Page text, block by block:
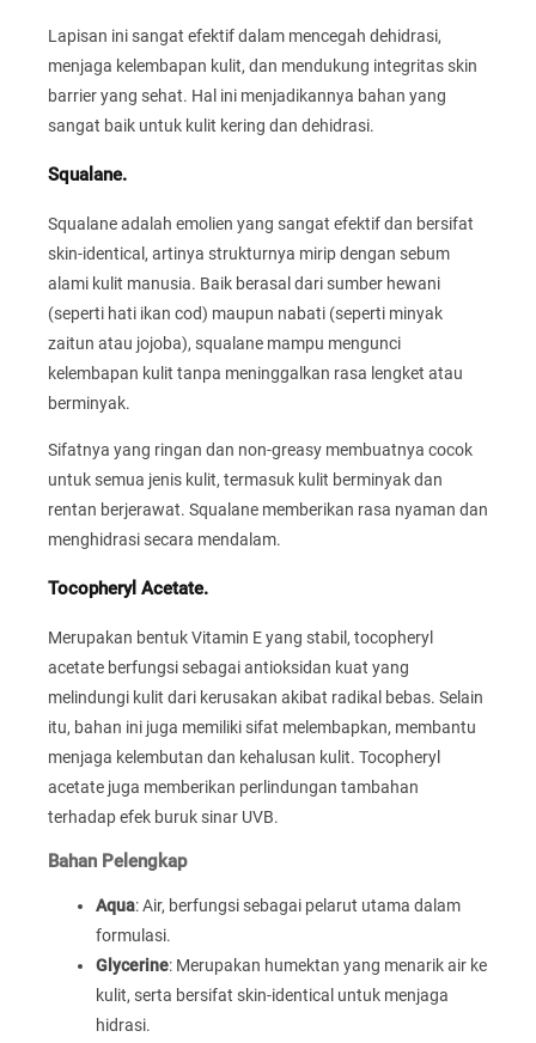
Lapisan ini sangat efektif dalam mencegah dehidrasi,
menjaga kelembapan kulit, dan mendukung integritas skin
barrier yang sehat. Hal ini menjadikannya bahan yang
sangat baik untuk kulit kering dan dehidrasi.
Squalane.
Squalane adalah emolien yang sangat efektif dan bersifat
skin-identical, artinya strukturnya mirip dengan sebum
alami kulit manusia. Baik berasal dari sumber hewani
(seperti hati ikan cod) maupun nabati (seperti minyak
zaitun atau jojoba), squalane mampu mengunci
kelembapan kulit tanpa meninggalkan rasa lengket atau
berminyak.
Sifatnya yang ringan dan non-greasy membuatnya cocok
untuk semua jenis kulit, termasuk kulit berminyak dan
rentan berjerawat. Squalane memberikan rasa nyaman dan
menghidrasi secara mendalam.
Tocopheryl Acetate.
Merupakan bentuk Vitamin E yang stabil, tocopheryl
acetate berfungsi sebagai antioksidan kuat yang
melindungi kulit dari kerusakan akibat radikal bebas. Selain
itu, bahan ini juga memiliki sifat melembapkan, membantu
menjaga kelembutan dan kehalusan kulit. Tocopheryl
acetate juga memberikan perlindungan tambahan
terhadap efek buruk sinar UVB.
Bahan Pelengkap
Aqua: Air, berfungsi sebagai pelarut utama dalam
formulasi.
Glycerine: Merupakan humektan yang menarik air ke
kulit, serta bersifat skin-identical untuk menjaga
hidrasi.